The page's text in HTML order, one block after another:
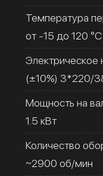
Температура
от -15 до 120 °C
Электрическое
(±10%) 3*220/
Мощность на
1.5 кВт
Количество
~2900 об/мин